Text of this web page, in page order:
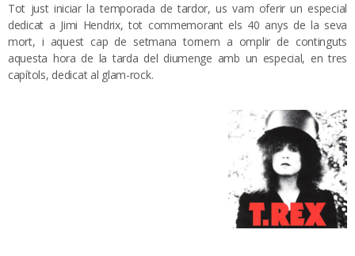
Tot just iniciar la temporada de tardor, us vam oferir un especial
dedicat a Jimi Hendrix, tot commemorant els 40 anys de la seva
mort, i aquest cap de setmana tornem a omplir de continguts
aquesta hora de la tarda del diumenge amb un especial, en tres
capítols, dedicat al glam-rock.